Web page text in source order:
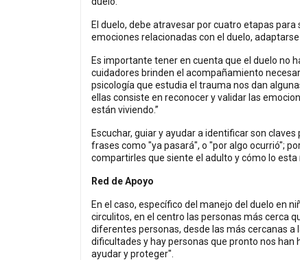
El duelo, debe atravesar por cuatro etapas
emociones relacionadas con el duelo,
Es importante tener en cuenta que el duelo no
cuidadores brinden el acompañamiento
psicología que estudia el trauma nos dan
ellas consiste en reconocer y validar las
están viviendo.”
Escuchar, guiar y ayudar a identificar son
frases como "ya pasará", o "por algo ocurrió";
compartirles que siente el adulto y cómo lo
Red de Apoyo
En el caso, específico del manejo del duelo en
circulitos, en el centro las personas más cerca
diferentes personas, desde las más cercanas
dificultades y hay personas que pronto nos
ayudar y proteger".